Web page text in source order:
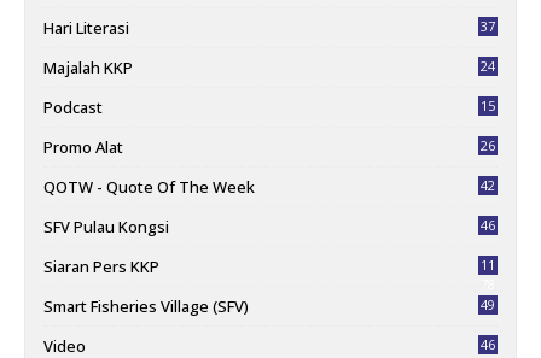
Hari Literasi 37
Majalah KKP 24
Podcast 15
Promo Alat 26
QOTW - Quote Of The Week 42
SFV Pulau Kongsi 46
Siaran Pers KKP
11
Smart Fisheries Village (SFV) 49
Video 46